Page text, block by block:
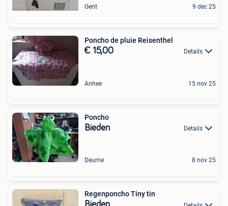
Gent 9 dec 25
Poncho de pluie Reisenthel
€ 15,00 Details
Anhee 15 nov 25
Poncho
Bieden Details
Deurne 8 nov 25
Regenponcho Tiny tin